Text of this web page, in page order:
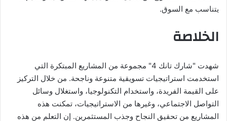
يتناسب مع السوق.
الخلاصة
شهدت "شارك تانك 4" مجموعة من المشاريع المبتكرة التي
استخدمت استراتيجيات تسويقية متنوعة وناجحة. من خلال التركيز
على القيمة الفريدة، واستخدام التكنولوجيا، واستغلال وسائل
التواصل الاجتماعي، وغيرها من الاستراتيجيات، تمكنت هذه
المشاريع من تحقيق النجاح وجذب المستثمرين. إن التعلم من هذه